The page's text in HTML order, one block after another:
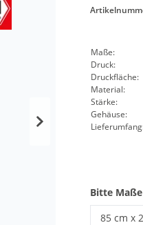
Maße:
Druck:
Druckfläche:
Material:
Stärke:
Gehäuse:
Bitte
85 cm x